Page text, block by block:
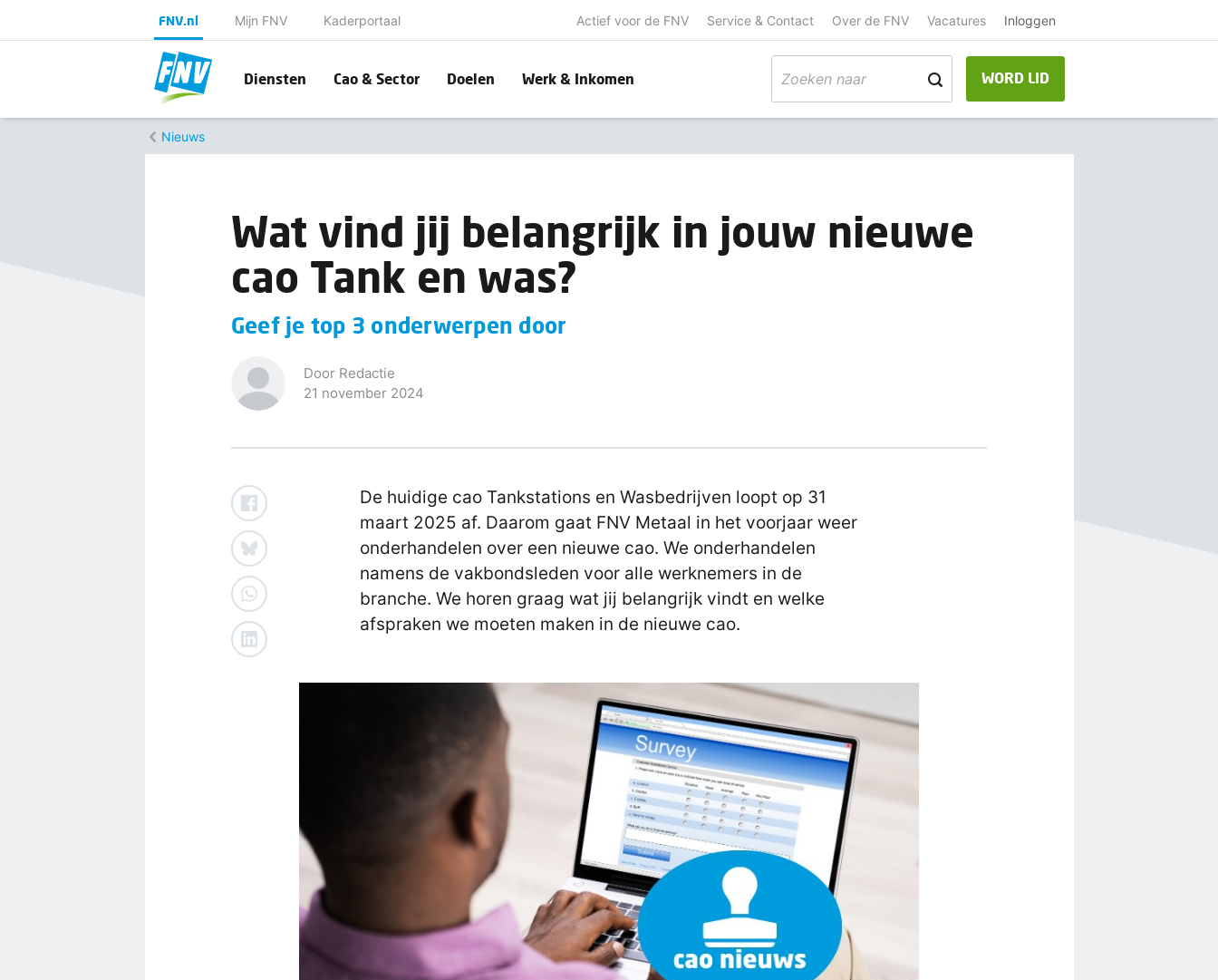
FNV.nl Mijn FNV Kaderportaal Actief voor de FNV Service & Contact Over de FNV Vacatures Inloggen
Diensten Cao & Sector Doelen Werk & Inkomen WORD LID
Nieuws
Wat vind jij belangrijk in jouw nieuwe
cao Tank en was?
Geef je top 3 onderwerpen door
Door Redactie
21 november 2024
De huidige cao Tankstations en Wasbedrijven loopt op 31
maart 2025 af. Daarom gaat FNV Metaal in het voorjaar weer
onderhandelen over een nieuwe cao. We onderhandelen
namens de vakbondsleden voor alle werknemers in de
branche. We horen graag wat jij belangrijk vindt en welke
afspraken we moeten maken in de nieuwe cao.